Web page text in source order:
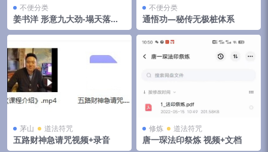
不便分类
姜书洋 形意九大劲-塌天落地
翻天
不便分类
通悟功—秘传无极桩体系
茅山 道法符咒
五路财神急请咒视频+录音
修炼 道法符咒
唐一琛法印祭炼 视频+文档